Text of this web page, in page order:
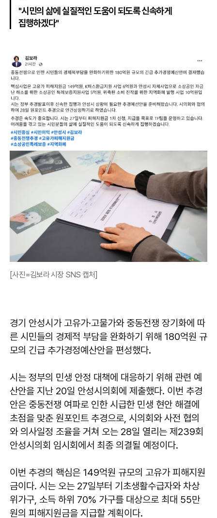
"시민의 삶에 실질적인 도움이 되도록 신속하게
집행하겠다"
[사진=김보라 시장 SNS 캡처]
경기 안성시가 고유가·고물가와 중동전쟁 장기화에 따
른 시민들의 경제적 부담을 완화하기 위해 180억원 규
모의 긴급 추가경정예산안을 편성했다.
시는 정부의 민생 안정 대책에 대응하기 위해 관련 예
산안을 지난 20일 안성시의회에 제출했다. 이번 추경
안은 중동전쟁 여파로 인한 시급한 민생 현안 해결에
초점을 맞춘 원포인트 추경으로, 시의회와 사전 협의
와 의사일정 조율을 거쳐 오는 28일 열리는 제239회
안성시의회 임시회에서 최종 의결될 예정이다.
이번 추경의 핵심은 149억원 규모의 고유가 피해지원
금이다. 시는 오는 27일부터 기초생활수급자와 차상
위가구, 소득 하위 70% 가구를 대상으로 최대 55만
원의 피해지원금을 지급할 계획이다.